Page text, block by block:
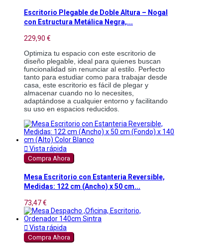
Escritorio Plegable de Doble Altura – Nogal
con Estructura Metálica Negra,...
229,90 €
Optimiza tu espacio con este escritorio de
diseño plegable, ideal para quienes buscan
funcionalidad sin renunciar al estilo. Perfecto
tanto para estudiar como para trabajar desde
casa, este escritorio es fácil de plegar y
almacenar cuando no lo necesites,
adaptándose a cualquier entorno y facilitando
su uso en espacios reducidos.
 Vista rápida
Compra Ahora
Mesa Escritorio con Estanteria Reversible,
Medidas: 122 cm (Ancho) x 50 cm...
73,47 €
 Vista rápida
Compra Ahora